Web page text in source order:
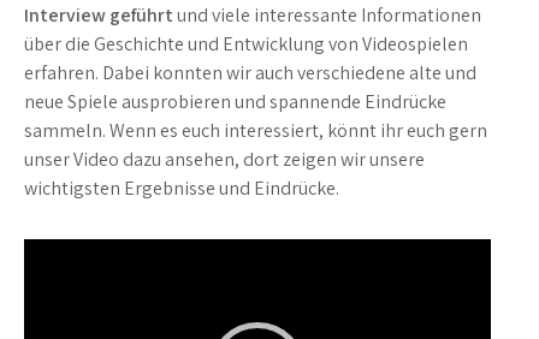
Interview geführtund viele interessante Informationen
über die Geschichte und Entwicklung von Videospielen
erfahren. Dabei konnten wir auch verschiedene alte und
neue Spiele ausprobieren und spannende Eindrücke
sammeln. Wenn es euch interessiert, könnt ihr euch gern
unser Video dazu ansehen, dort zeigen wir unsere
wichtigsten Ergebnisse und Eindrücke.